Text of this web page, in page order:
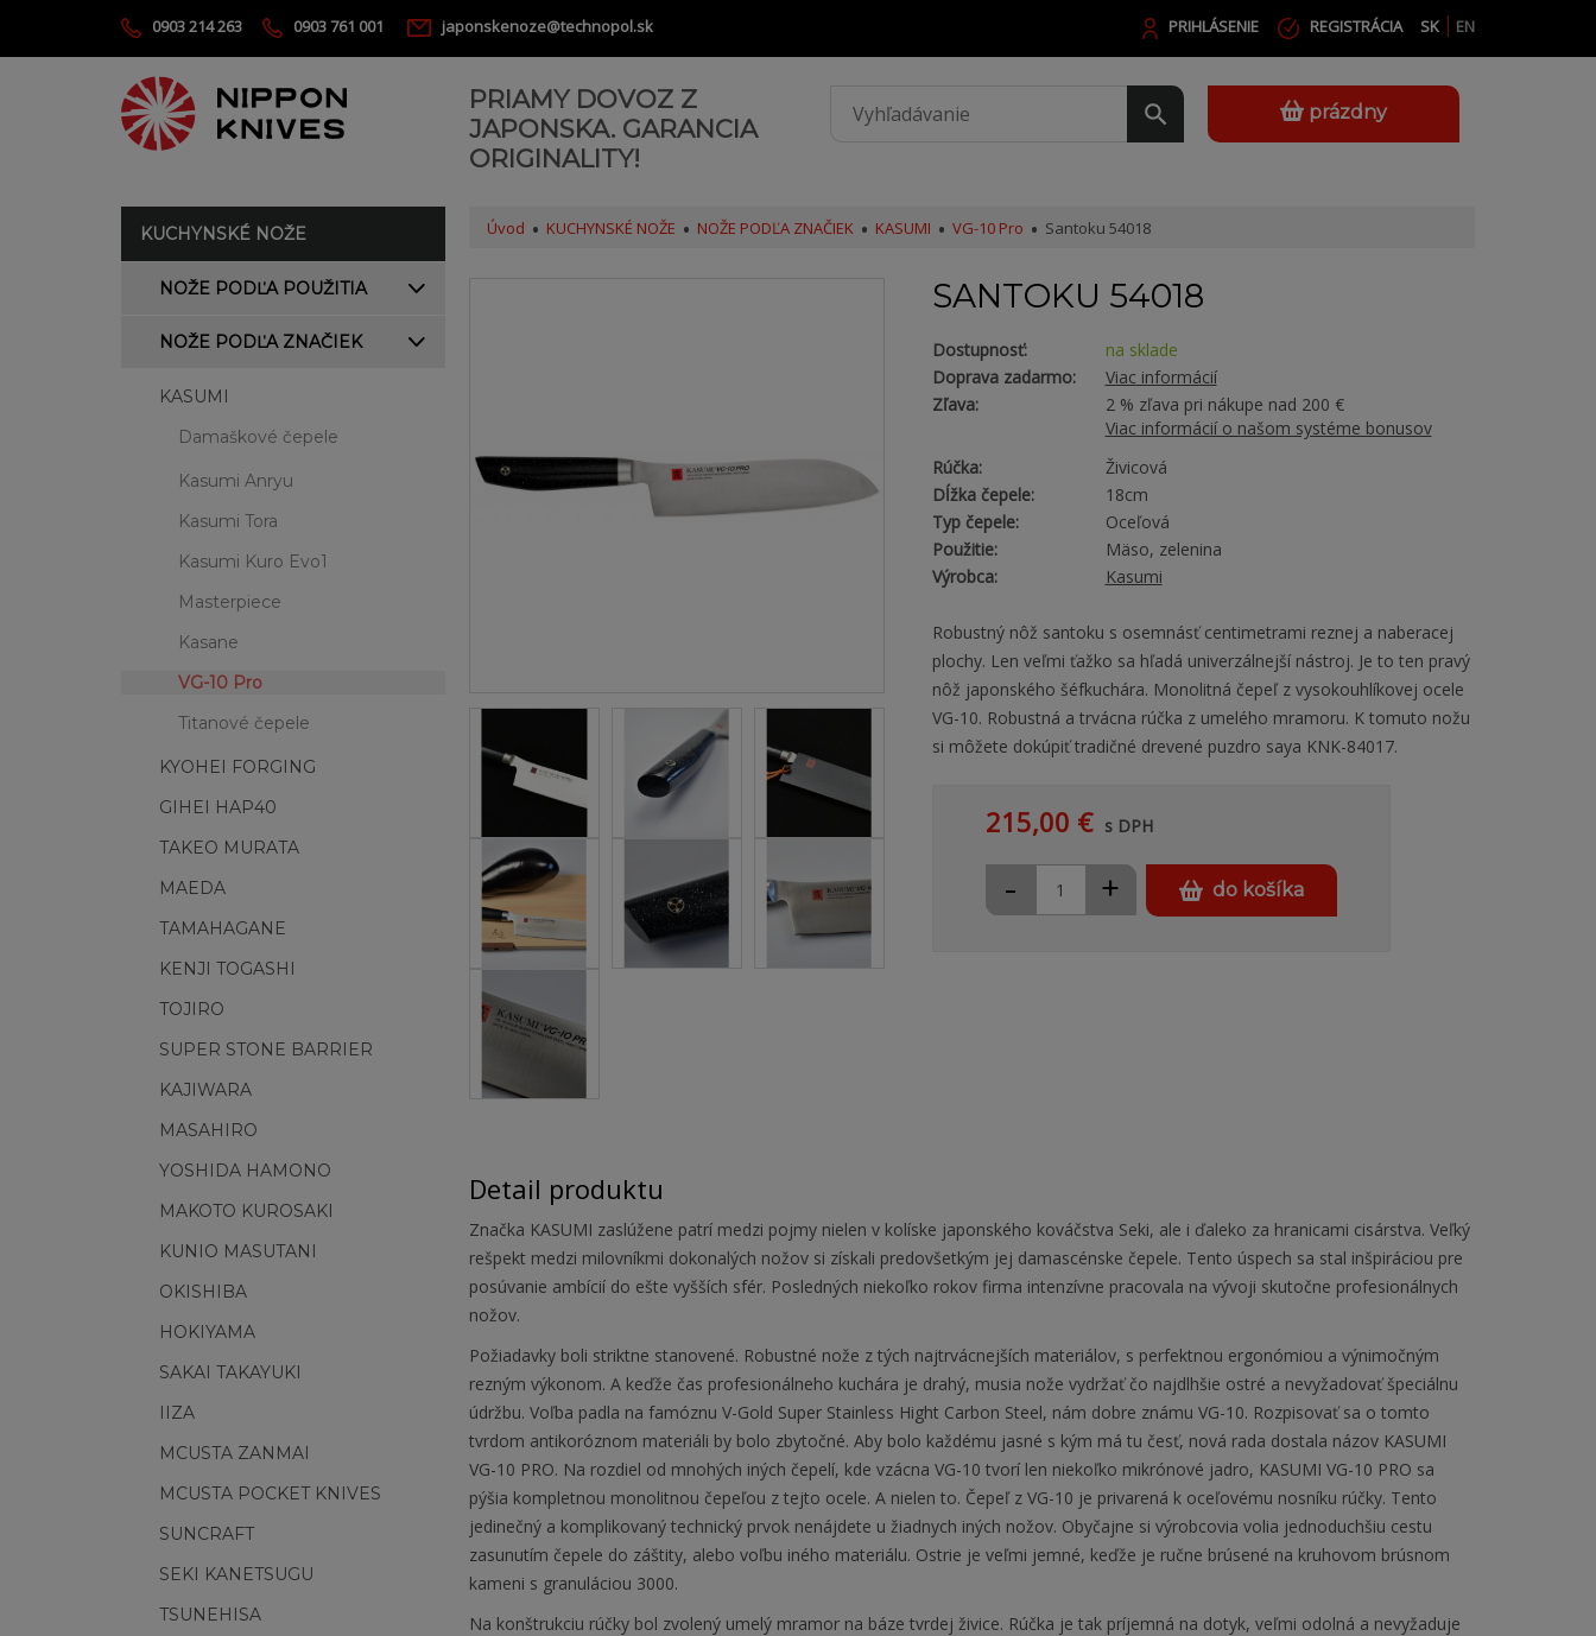
0903 214 263 0903 761 001 japonskenoze@technopol.sk SK EN
PRIHLÁSENIE REGISTRÁCIA
PRIAMY DOVOZ Z
JAPONSKA. GARANCIA
ORIGINALITY!
prázdny
KUCHYNSKÉ NOŽE
NOŽE PODĽA POUŽITIA
NOŽE PODĽA ZNAČIEK
KASUMI
Damaškové čepele
Kasumi Anryu
Kasumi Tora
Kasumi Kuro Evo1
Masterpiece
Kasane
VG-10 Pro
Titanové čepele
KYOHEI FORGING
GIHEI HAP40
TAKEO MURATA
MAEDA
TAMAHAGANE
KENJI TOGASHI
TOJIRO
SUPER STONE BARRIER
KAJIWARA
MASAHIRO
YOSHIDA HAMONO
MAKOTO KUROSAKI
KUNIO MASUTANI
OKISHIBA
HOKIYAMA
SAKAI TAKAYUKI
IIZA
MCUSTA ZANMAI
MCUSTA POCKET KNIVES
SUNCRAFT
SEKI KANETSUGU
TSUNEHISA
Úvod KUCHYNSKÉ NOŽE NOŽE PODĽA ZNAČIEK KASUMI VG-10 Pro Santoku 54018
SANTOKU 54018
Dostupnosť:
na sklade
Doprava zadarmo:
Viac informácií
Zľava:
2 % zľava pri nákupe nad 200 €
Viac informácií o našom systéme bonusov
Rúčka:
Živicová
Dĺžka čepele:
18cm
Typ čepele:
Oceľová
Použitie:
Mäso, zelenina
Výrobca:
Kasumi
Robustný nôž santoku s osemnásť centimetrami reznej a naberacej
plochy. Len veľmi ťažko sa hľadá univerzálnejší nástroj. Je to ten pravý
nôž japonského šéfkuchára. Monolitná čepeľ z vysokouhlíkovej ocele
VG-10. Robustná a trvácna rúčka z umelého mramoru. K tomuto nožu
si môžete dokúpiť tradičné drevené puzdro saya KNK-84017.
215,00 € s DPH
+
- do košíka
Detail produktu
Značka KASUMI zaslúžene patrí medzi pojmy nielen v kolíske japonského kováčstva Seki, ale i ďaleko za hranicami cisárstva. Veľký
rešpekt medzi milovníkmi dokonalých nožov si získali predovšetkým jej damascénske čepele. Tento úspech sa stal inšpiráciou pre
posúvanie ambícií do ešte vyšších sfér. Posledných niekoľko rokov firma intenzívne pracovala na vývoji skutočne profesionálnych
nožov.
Požiadavky boli striktne stanovené. Robustné nože z tých najtrvácnejších materiálov, s perfektnou ergonómiou a výnimočným
rezným výkonom. A keďže čas profesionálneho kuchára je drahý, musia nože vydržať čo najdlhšie ostré a nevyžadovať špeciálnu
údržbu. Voľba padla na famóznu V-Gold Super Stainless Hight Carbon Steel, nám dobre známu VG-10. Rozpisovať sa o tomto
tvrdom antikoróznom materiáli by bolo zbytočné. Aby bolo každému jasné s kým má tu česť, nová rada dostala názov KASUMI
VG-10 PRO. Na rozdiel od mnohých iných čepelí, kde vzácna VG-10 tvorí len niekoľko mikrónové jadro, KASUMI VG-10 PRO sa
pýšia kompletnou monolitnou čepeľou z tejto ocele. A nielen to. Čepeľ z VG-10 je privarená k oceľovému nosníku rúčky. Tento
jedinečný a komplikovaný technický prvok nenájdete u žiadnych iných nožov. Obyčajne si výrobcovia volia jednoduchšiu cestu
zasunutím čepele do záštity, alebo voľbu iného materiálu. Ostrie je veľmi jemné, keďže je ručne brúsené na kruhovom brúsnom
kameni s granuláciou 3000.
Na konštrukciu rúčky bol zvolený umelý mramor na báze tvrdej živice. Rúčka je tak príjemná na dotyk, veľmi odolná a nevyžaduje